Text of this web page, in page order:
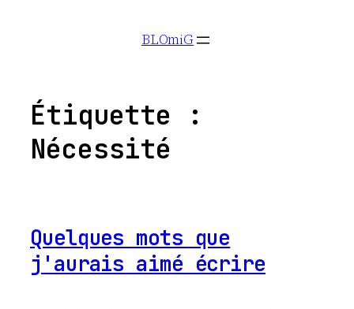
BLOmiG
Étiquette :
Nécessité
Quelques mots que
j'aurais aimé écrire